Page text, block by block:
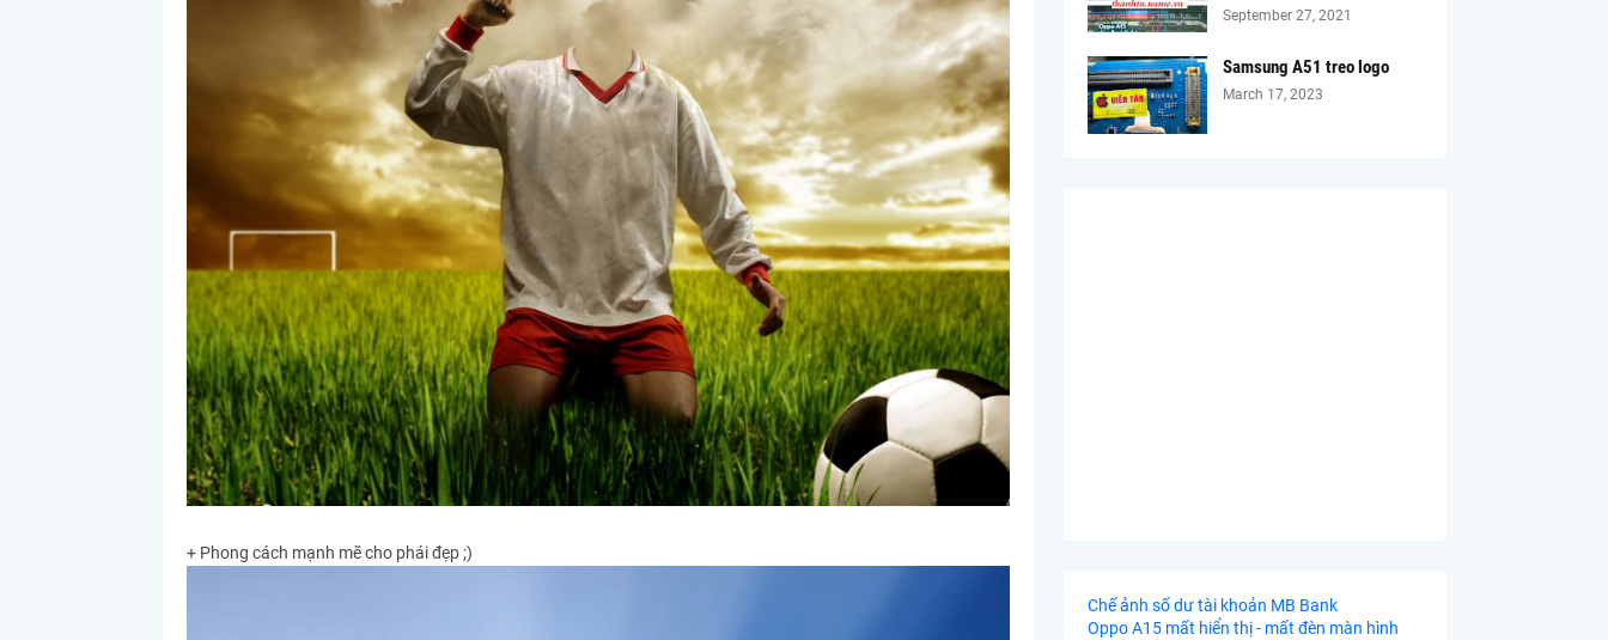
+ Phong cách mạnh mẽ cho phái đẹp ;)
September 27, 2021
Samsung A51 treo logo
March 17, 2023
Chế ảnh số dư tài khoản MB Bank
Oppo A15 mất hiển thị - mất đèn màn hình